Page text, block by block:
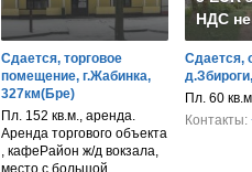
Сдается, торговое
помещение, г.Жабинка,
327км(Бре)
Пл. 152 кв.м., аренда.
Аренда торгового объекта
, кафеРайон ж/д вокзала,
место с большой
НДС
Сдается,
Пл. 60
Контакты: